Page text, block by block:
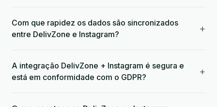
Com que rapidez os dados são sincronizados
entre DelivZone e Instagram?
+
A integração DelivZone + Instagram é segura e
está em conformidade com o GDPR?
+